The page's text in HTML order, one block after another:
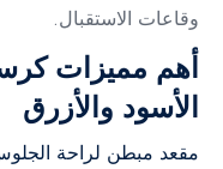
وقاعات الاستقبال.
أهم مميزات
الأسود والأزرق
مقعد مبطن لراحة